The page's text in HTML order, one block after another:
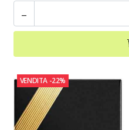
-
VENDITA -22%